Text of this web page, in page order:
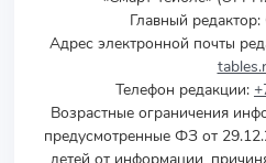
Главный
Адрес электронной почты
Телефон редакции:
Возрастные ограничения
предусмотренные ФЗ от